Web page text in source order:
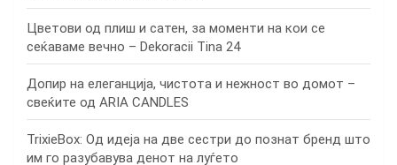
Цветови од плиш и сатен, за моменти на кои се
сеќаваме вечно – Dekoracii Tina 24
Допир на елеганција, чистота и нежност во домот –
свеќите од ARIA CANDLES
TrixieBox: Од идеја на две сестри до познат бренд што
им го разубавува денот на луѓето